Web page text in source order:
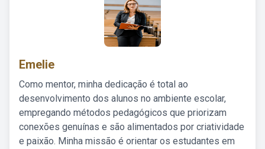
Emelie
Como mentor, minha dedicação é total ao
desenvolvimento dos alunos no ambiente escolar,
empregando métodos pedagógicos que priorizam
conexões genuínas e são alimentados por criatividade
e paixão. Minha missão é orientar os estudantes em